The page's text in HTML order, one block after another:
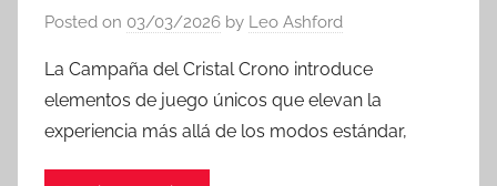
Posted on 03/03/2026 by Leo Ashford
La Campaña del Cristal Crono introduce
elementos de juego únicos que elevan la
experiencia más allá de los modos estándar,